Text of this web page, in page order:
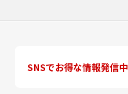
SNSでお得な情報発信中